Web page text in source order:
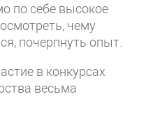
по себе высокое
чему
почерпнуть опыт.
в конкурсах
весьма